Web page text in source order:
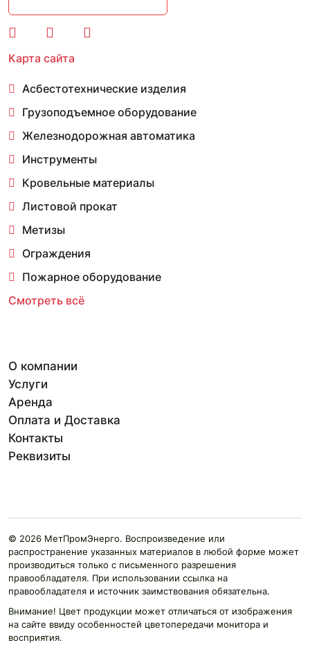
Карта сайта
Асбестотехнические изделия
Грузоподъемное оборудование
Железнодорожная автоматика
Инструменты
Кровельные материалы
Листовой прокат
Метизы
Ограждения
Пожарное оборудование
Смотреть всё
О компании
Услуги
Аренда
Оплата и Доставка
Контакты
Реквизиты
© 2026 МетПромЭнерго. Воспроизведение или
распространение указанных материалов в любой форме может
производиться только с письменного разрешения
правообладателя. При использовании ссылка на
правообладателя и источник заимствования обязательна.
Внимание! Цвет продукции может отличаться от изображения
на сайте ввиду особенностей цветопередачи монитора и
восприятия.